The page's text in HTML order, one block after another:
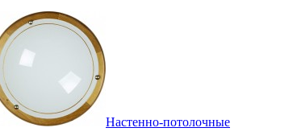
Настенно-потолочные